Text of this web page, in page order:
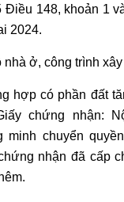
Điều 148, khoản 1
2024.
nhà ở, công trình
hợp có phần đất
chứng nhận:
minh chuyển
nhận đã cấp